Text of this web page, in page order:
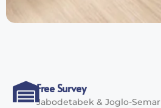
Free Survey
Jabodetabek & Joglo-Semar